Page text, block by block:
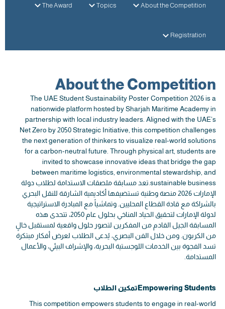
About the Competition
Topics
The Award
Registration
About the Competition
The UAE Student Sustainability Poster Competition 2026 is a
nationwide platform hosted by Sharjah Maritime Academy in
partnership with local industry leaders. Aligned with the UAE’s
Net Zero by 2050 Strategic Initiative, this competition challenges
the next generation of thinkers to visualize real-world solutions
for a carbon-neutral future. Through physical art, students are
invited to showcase innovative ideas that bridge the gap
between maritime logistics, environmental stewardship, and
sustainable business.تعد مسابقة ملصقات الاستدامة لطلاب دولة
الإمارات 2026 منصة وطنية تستضيفها أكاديمية الشارقة للنقل البحري
بالشراكة مع قادة القطاع المحليين. وتماشياً مع المبادرة الاستراتيجية
لدولة الإمارات لتحقيق الحياد المناخي بحلول عام 2050، تتحدى هذه
المسابقة الجيل القادم من المفكرين لتصور حلول واقعية لمستقبل خالٍ
من الكربون. ومن خلال الفن البصري، يُدعى الطلاب لعرض أفكار مبتكرة
تسد الفجوة بين الخدمات اللوجستية البحرية، والإشراف البيئي، والأعمال
المستدامة.
Empowering Studentsتمكين الطلاب
This competition empowers students to engage in real-world